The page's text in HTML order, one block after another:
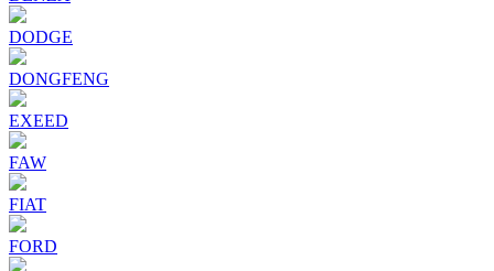
DODGE
DONGFENG
EXEED
FAW
FIAT
FORD